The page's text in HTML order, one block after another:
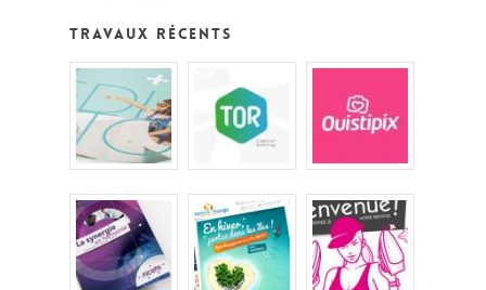
Travaux récents